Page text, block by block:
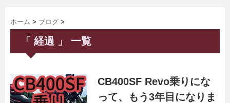
ホーム > ブログ >
「 経過 」 一覧
CB400SF Revo乗りにな
って、もう3年目になりま